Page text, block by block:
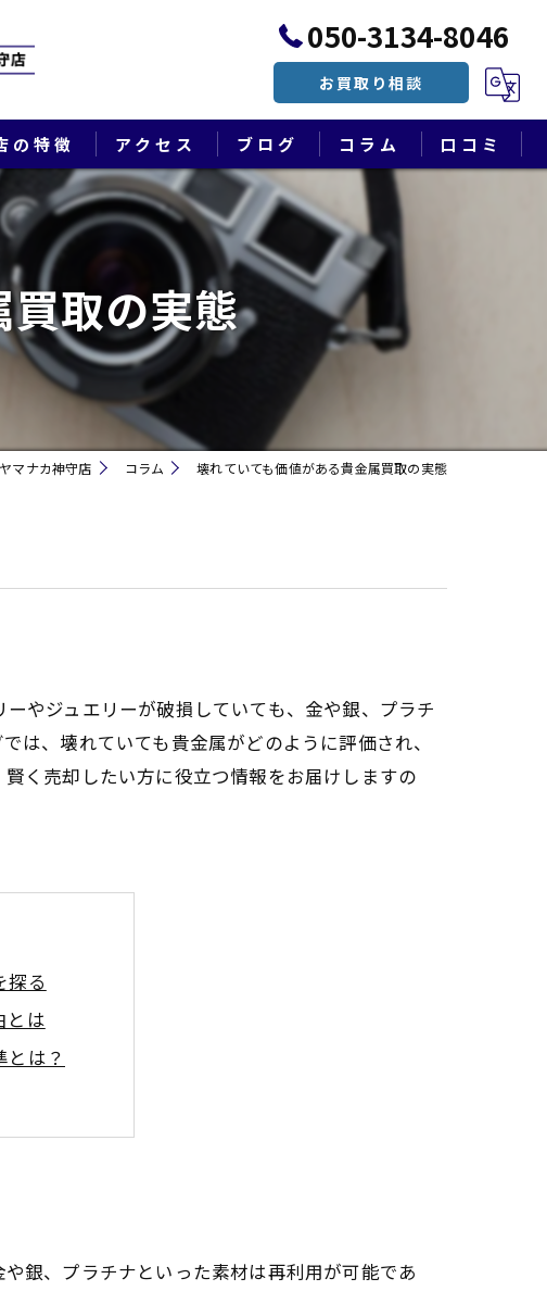
050-3134-8046
お買取り相談
の特徴
ド
属
整理・遺品整理・終活
アクセス
漫画特集
ブログ コラム 口コミ
買取の実態
マナカ神守店 コラム 壊れていても価値がある貴金属買取の実態
やジュエリーが破損していても、金や銀、プラチ
は、壊れていても貴金属がどのように評価され、
く売却したい方に役立つ情報をお届けしますの
探る
とは
は？
介
流れとコツ
化
銀、プラチナといった素材は再利用が可能であ